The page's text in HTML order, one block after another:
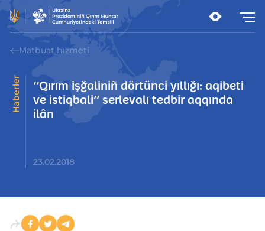
Matbuat hızmeti
Haberler
‘‘Qırım işğaliniñ dörtünci yıllığı: aqibeti
ve istiqbali’’ serlevalı tedbir aqqında
ilân
23.02.2018